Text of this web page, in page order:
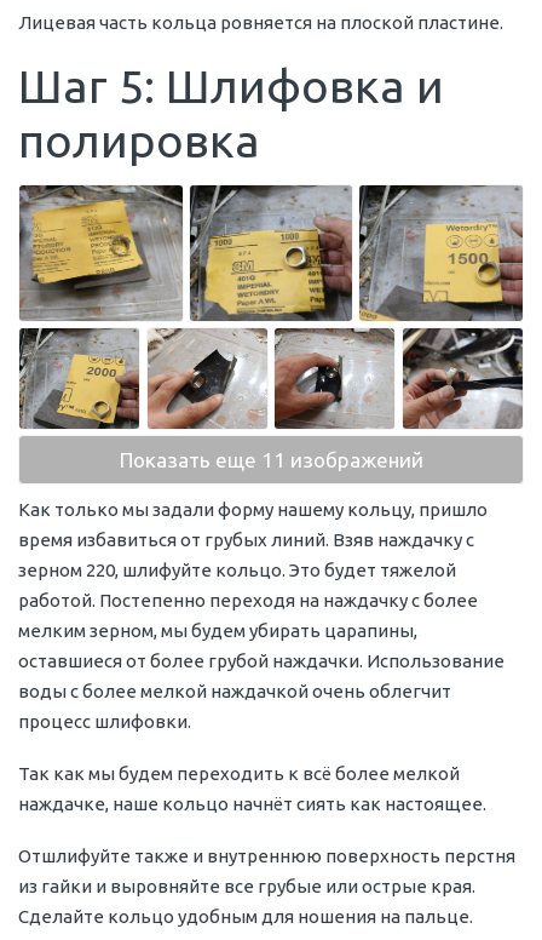
Лицевая часть кольца ровняется на плоской пластине.
Шаг 5: Шлифовка и
полировка
Показать еще 11 изображений
Как только мы задали форму нашему кольцу, пришло
время избавиться от грубых линий. Взяв наждачку с
зерном 220, шлифуйте кольцо. Это будет тяжелой
работой. Постепенно переходя на наждачку с более
мелким зерном, мы будем убирать царапины,
оставшиеся от более грубой наждачки. Использование
воды с более мелкой наждачкой очень облегчит
процесс шлифовки.
Так как мы будем переходить к всё более мелкой
наждачке, наше кольцо начнёт сиять как настоящее.
Отшлифуйте также и внутреннюю поверхность перстня
из гайки и выровняйте все грубые или острые края.
Сделайте кольцо удобным для ношения на пальце.